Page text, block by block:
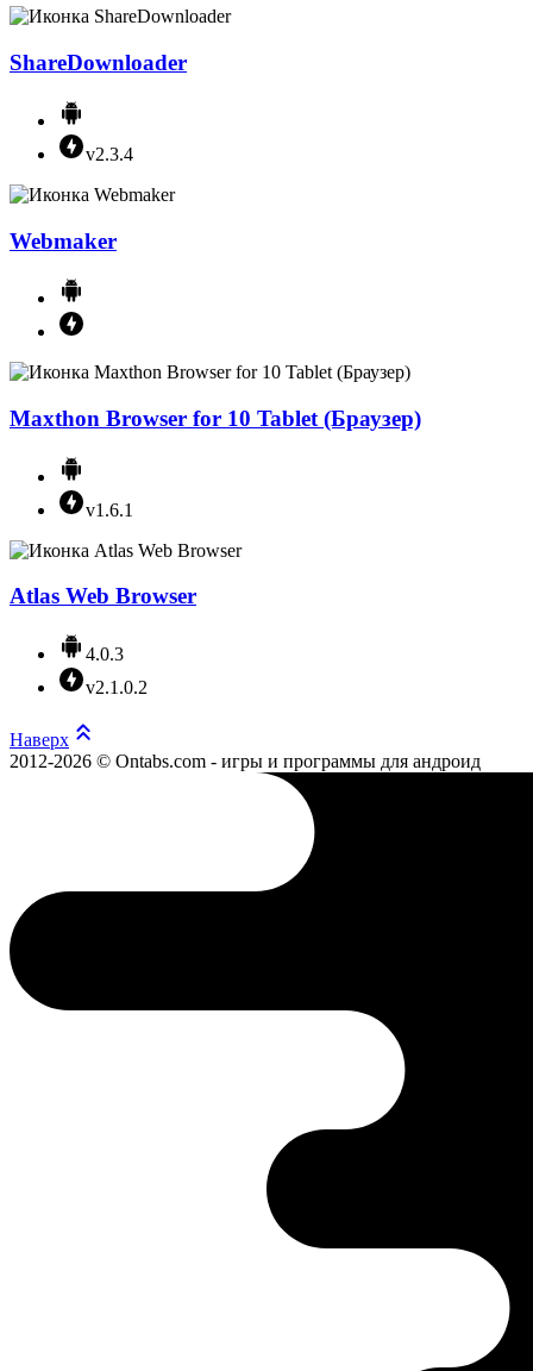
ShareDownloader
v2.3.4
Webmaker
Maxthon Browser for 10 Tablet (Браузер)
v1.6.1
Atlas Web Browser
4.0.3
v2.1.0.2
Наверх
2012-2026 © Ontabs.com - игры и программы для андроид